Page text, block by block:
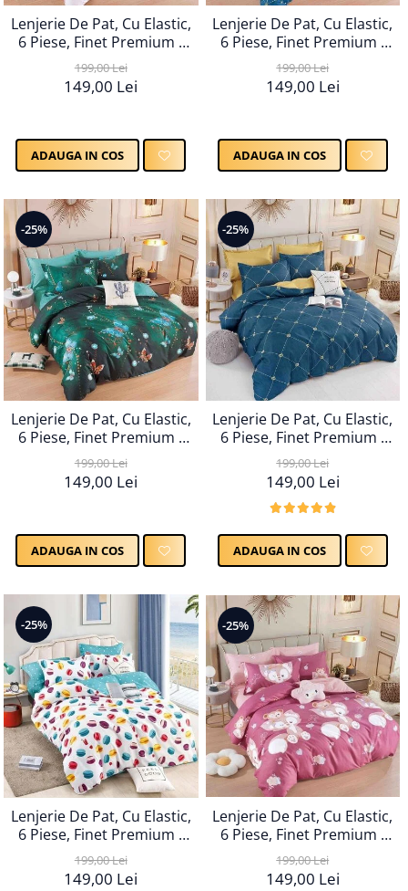
Lenjerie De Pat, Cu Elastic,
6 Piese, Finet Premium -
LPBF6PE27
199,00 Lei
149,00 Lei
ADAUGA IN COS
Lenjerie De Pat, Cu Elastic,
6 Piese, Finet Premium -
LPBF6PE28
199,00 Lei
149,00 Lei
ADAUGA IN COS
-25%
Lenjerie De Pat, Cu Elastic,
6 Piese, Finet Premium -
LPBF6PE29
199,00 Lei
149,00 Lei
ADAUGA IN COS
-25%
Lenjerie De Pat, Cu Elastic,
6 Piese, Finet Premium -
LPBF6PE30
199,00 Lei
149,00 Lei
ADAUGA IN COS
-25%
Lenjerie De Pat, Cu Elastic,
6 Piese, Finet Premium -
LPBF6PE31
199,00 Lei
149,00 Lei
-25%
Lenjerie De Pat, Cu Elastic,
6 Piese, Finet Premium -
LPBF6PE32
199,00 Lei
149,00 Lei